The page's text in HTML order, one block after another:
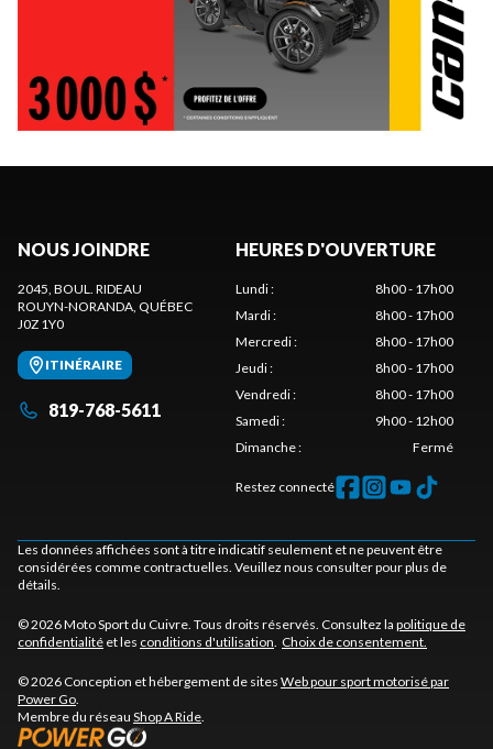
NOUS JOINDRE
2045, BOUL. RIDEAU
ROUYN-NORANDA , QUÉBEC
J0Z 1Y0
ITINÉRAIRE
819-768-5611
HEURES D'OUVERTURE
Lundi:
8h00 - 17h00
Mardi:
8h00 - 17h00
Mercredi:
8h00 - 17h00
Jeudi:
8h00 - 17h00
Vendredi:
8h00 - 17h00
Samedi:
9h00 - 12h00
Dimanche: Fermé
Restez connecté
Les données affichées sont à titre indicatif seulement et ne peuvent être
considérées comme contractuelles. Veuillez nous consulter pour plus de
détails.
© 2026 Moto Sport du Cuivre. Tous droits réservés. Consultez la politique de
confidentialité et les conditions d'utilisation Choix de consentement.
© 2026 Conception et hébergement de sites Web pour sport motorisé par
Power Go
Membre du réseau Shop A Ride